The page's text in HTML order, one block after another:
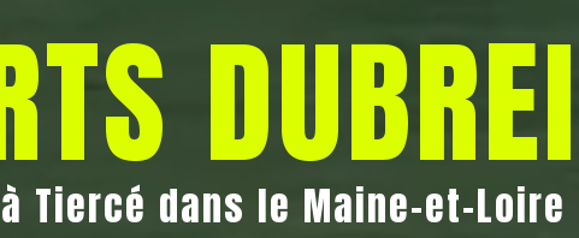
Tiercé dans le Maine-et-Loire